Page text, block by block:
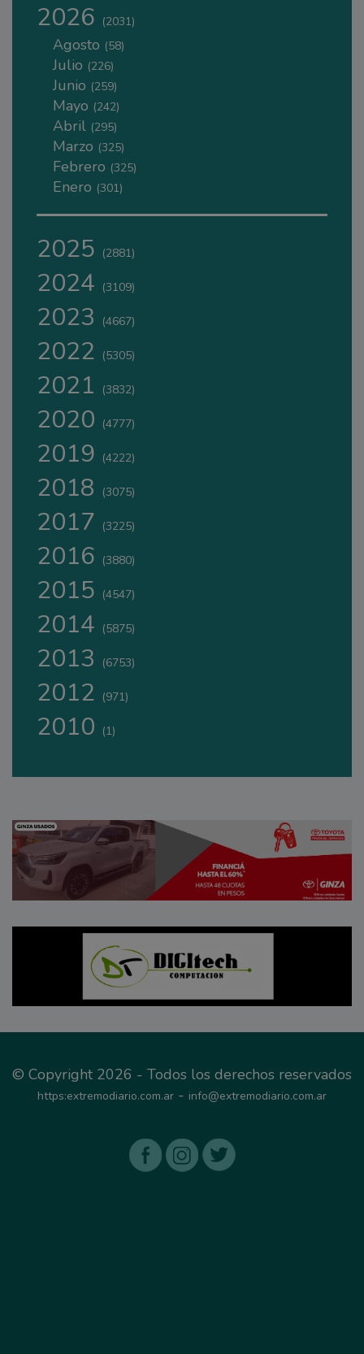
2026 (2031)
Agosto (58)
Julio (226)
Junio (259)
Mayo (242)
Abril (295)
Marzo (325)
Febrero (325)
Enero (301)
2025 (2881)
2024 (3109)
2023 (4667)
2022 (5305)
2021 (3832)
2020 (4777)
2019 (4222)
2018 (3075)
2017 (3225)
2016 (3880)
2015 (4547)
2014 (5875)
2013 (6753)
2012 (971)
2010 (1)
© Copyright 2026 - Todos los derechos reservados
https:extremodiario.com.ar - info@extremodiario.com.ar